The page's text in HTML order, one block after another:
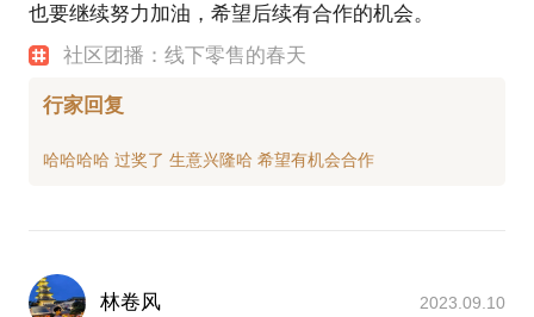
也要继续努力加油，希望后续有合作的机会。
社区团播：线下零售的春天
行家回复
林卷风 2023.09.10